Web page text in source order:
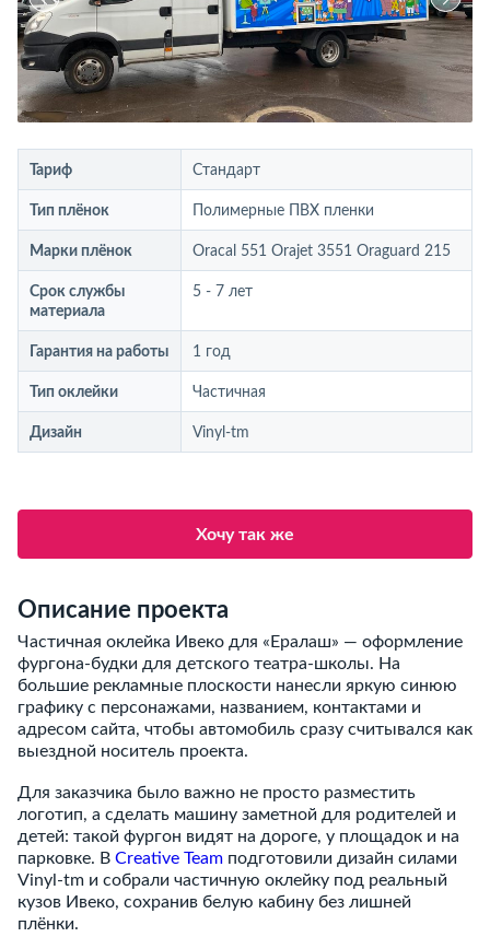
Тариф Стандарт
Тип плёнок Полимерные ПВХ пленки
Марки плёнок Oracal 551 Orajet 3551 Oraguard 215
Срок службы
материала
5 - 7 лет
Гарантия на работы 1 год
Тип оклейки Частичная
Дизайн Vinyl-tm
Хочу так же
Описание проекта
Частичная оклейка Ивеко для «Ералаш» — оформление
фургона-будки для детского театра-школы. На
большие рекламные плоскости нанесли яркую синюю
графику с персонажами, названием, контактами и
адресом сайта, чтобы автомобиль сразу считывался как
выездной носитель проекта.
Для заказчика было важно не просто разместить
логотип, а сделать машину заметной для родителей и
детей: такой фургон видят на дороге, у площадок и на
парковке. В Creative Team подготовили дизайн силами
Vinyl-tm и собрали частичную оклейку под реальный
кузов Ивеко, сохранив белую кабину без лишней
плёнки.